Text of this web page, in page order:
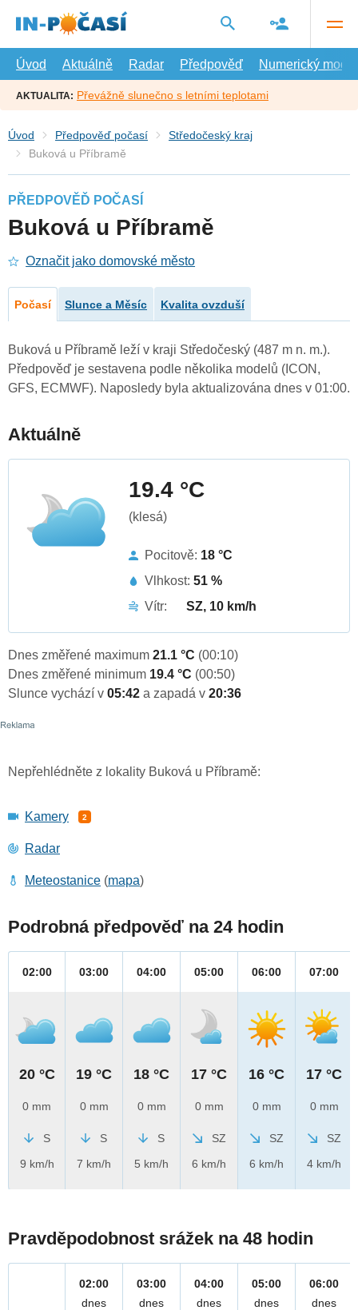
hlavní
Úvod
Aktuálně Radar Předpověď Numerický model
AKTUALITA: Převážně slunečno s letními teplotami
Úvod Předpověď počasí
Středočeský kraj
Buková u Příbramě
PŘEDPOVĚĎ POČASÍ
Buková u Příbramě
Označit jako domovské město
Počasí Slunce a Měsíc Kvalita ovzduší
Buková u Příbramě leží v kraji Středočeský (487 m n. m.).
Předpověď je sestavena podle několika modelů (ICON,
GFS, ECMWF). Naposledy byla aktualizována dnes v 01:00.
Aktuálně
19.4 °C
(klesá)
Pocitově: 18 °C
Vlhkost: 51 %
Vítr:
SZ, 10 km/h
Dnes změřené maximum 21.1 °C (00:10)
Dnes změřené minimum 19.4 °C (00:50)
Slunce vychází v 05:42 a zapadá v 20:36
Nepřehlédněte z lokality Buková u Příbramě:
Kamery 2
Radar
Meteostanice (mapa)
Podrobná předpověď na 24 hodin
02:00
20 °C
0 mm
S
9 km/h
03:00
19 °C
0 mm
S
7 km/h
04:00
18 °C
0 mm
S
5 km/h
05:00
17 °C
0 mm
SZ
6 km/h
06:00
16 °C
0 mm
SZ
6 km/h
07:00
17 °C
0 mm
SZ
4 km/h
Pravděpodobnost srážek na 48 hodin
02:00
dnes
03:00
dnes
04:00
dnes
05:00
dnes
06:00
dnes